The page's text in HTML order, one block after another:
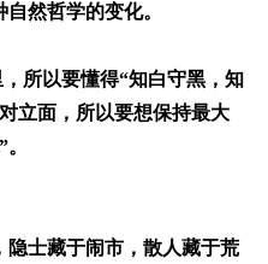
然哲学的变化。
所以要懂得“知白守黑，知
立面，所以要想保持最大
士藏于闹市，散人藏于荒